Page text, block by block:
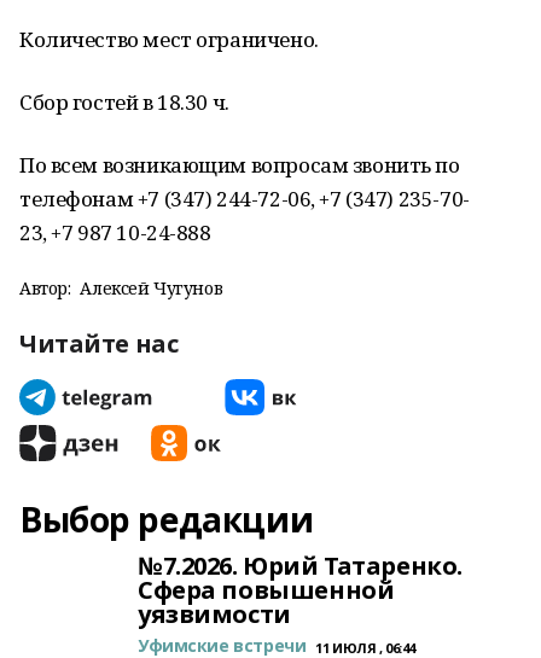
Количество мест ограничено.
Сбор гостей в 18.30 ч.
По всем возникающим вопросам звонить по
телефонам +7 (347) 244-72-06, +7 (347) 235-70-
23, +7 987 10-24-888
Автор: Алексей Чугунов
Читайте нас
Выбор редакции
№7.2026. Юрий Татаренко.
Сфера повышенной
уязвимости
Уфимские встречи 11 ИЮЛЯ , 06:44